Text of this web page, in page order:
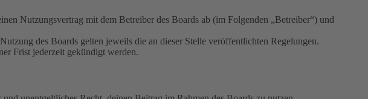
Nutzungsvertrag mit dem Betreiber des Boards ab (im Folgenden „Betreiber“) und
des Boards gelten jeweils die an dieser Stelle veröffentlichten Regelungen.
Frist jederzeit gekündigt werden.